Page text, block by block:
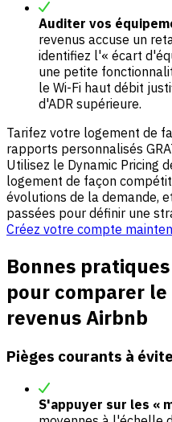
Auditer vos
revenus accuse un
identifiez l'« écart
une petite
le Wi-Fi haut débit
d'ADR supérieure.
Tarifez votre logement de
rapports personnalisés
Utilisez le Dynamic Pricing
logement de façon
évolutions de la demande,
passées pour définir une
Créez votre compte
Bonnes
pour comparer
revenus Airbnb
Pièges courants à
S'appuyer sur les «